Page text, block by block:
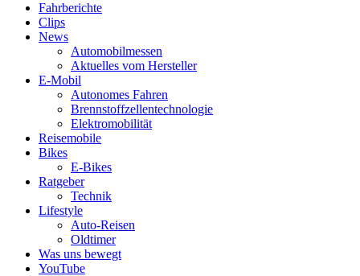
Fahrberichte
Clips
News
Automobilmessen
Aktuelles vom Hersteller
E-Mobil
Autonomes Fahren
Brennstoffzellentechnologie
Elektromobilität
Reisemobile
Bikes
E-Bikes
Ratgeber
Technik
Lifestyle
Auto-Reisen
Oldtimer
Was uns bewegt
YouTube